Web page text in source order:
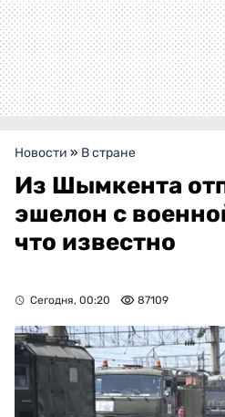
Новости » В стране
Из Шымкента
эшелон с
что известно
Сегодня, 00:20 87109